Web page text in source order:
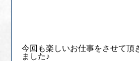
今回も楽しいお仕事をさせて頂
ました♪